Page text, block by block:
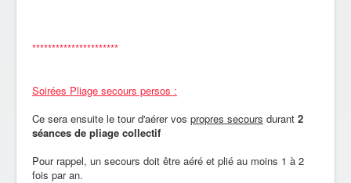
**********************
Soirées Pliage secours persos :
Ce sera ensuite le tour d'aérer vos propres secours durant 2
séances de pliage collectif
Pour rappel, un secours doit être aéré et plié au moins 1 à 2
fois par an.